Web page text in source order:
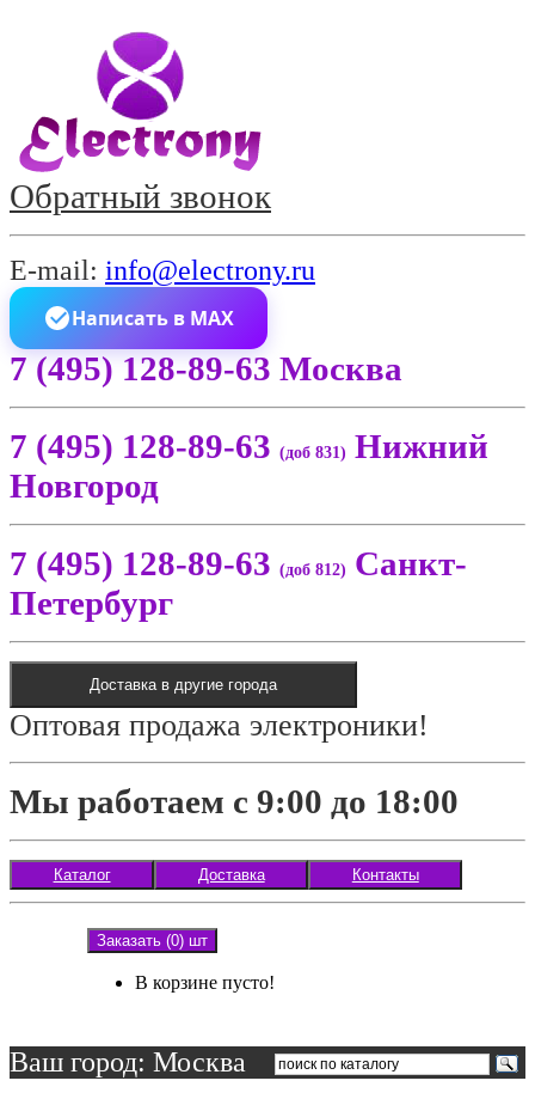
Обратный звонок
E-mail: info@electrony.ru
Написать в MAX
7 (495) 128-89-63 Москва
7 (495) 128-89-63 (доб 831) Нижний
Новгород
7 (495) 128-89-63 (доб 812) Санкт-
Петербург
Доставка в другие города
Оптовая продажа электроники!
Мы работаем с 9:00 до 18:00
Каталог Доставка Контакты
Заказать (0) шт
В корзине пусто!
Ваш город: Москва